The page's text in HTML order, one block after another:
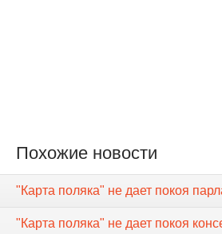
Похожие новости
"Карта поляка" не дает покоя
"Карта поляка" не дает покоя